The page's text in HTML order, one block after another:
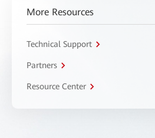
More Resources
Technical Support
Partners
Resource Center